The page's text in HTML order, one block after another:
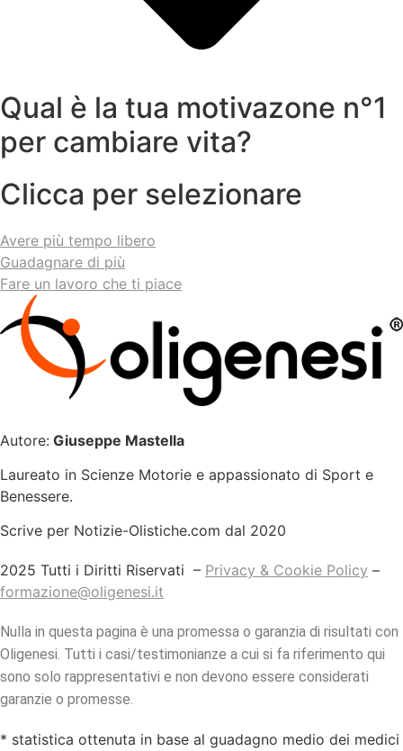
Qual è la tua motivazone n°1
per cambiare vita?
Clicca per selezionare
Avere più tempo libero
Guadagnare di più
Fare un lavoro che ti piace
Autore: Giuseppe Mastella
Laureato in Scienze Motorie e appassionato di Sport e
Benessere.
Scrive per Notizie-Olistiche.com dal 2020
2025 Tutti i Diritti Riservati – Privacy & Cookie Policy –
formazione@oligenesi.it
Nulla in questa pagina è una promessa o garanzia di risultati con
Oligenesi. Tutti i casi/testimonianze a cui si fa riferimento qui
sono solo rappresentativi e non devono essere considerati
garanzie o promesse.
* statistica ottenuta in base al guadagno medio dei medici